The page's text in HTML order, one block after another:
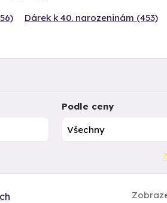
Dárek k 40. narozeninám (453)
Podle ceny